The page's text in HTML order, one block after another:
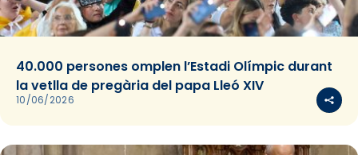
40.000 persones omplen l’Estadi Olímpic durant
la vetlla de pregària del papa Lleó XIV
10/06/2026